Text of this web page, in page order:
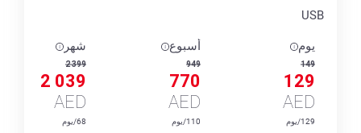
USB
يوم
149
129
AED
129/يوم
أسبوع
949
770
AED
110/يوم
شهر
2 399
2 039
AED
68/يوم